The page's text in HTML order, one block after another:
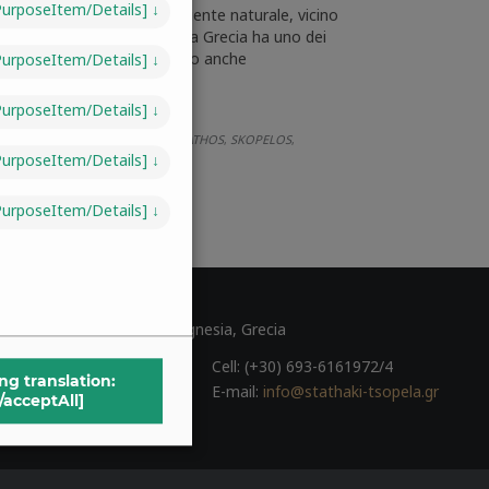
della vita, vicino all’ambiente naturale, vicino
qualità della vita. La Grecia ha uno dei
la casa, il cottage o anche
SKIATHOS, SKOPELOS,
45, Volos 38221, Magnesia, Grecia
24210-31081
Cell: (+30) 693-6161972/4
E-mail: info@stathaki-tsopela.gr
details] ↓
details] ↓
details] ↓
details] ↓
details] ↓
translation:
acceptAll]